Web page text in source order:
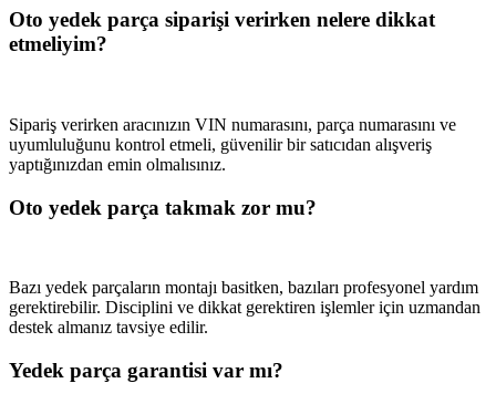
Oto yedek parça siparişi verirken nelere dikkat
etmeliyim?
Sipariş verirken aracınızın VIN numarasını, parça numarasını ve
uyumluluğunu kontrol etmeli, güvenilir bir satıcıdan alışveriş
yaptığınızdan emin olmalısınız.
Oto yedek parça takmak zor mu?
Bazı yedek parçaların montajı basitken, bazıları profesyonel yardım
gerektirebilir. Disciplini ve dikkat gerektiren işlemler için uzmandan
destek almanız tavsiye edilir.
Yedek parça garantisi var mı?